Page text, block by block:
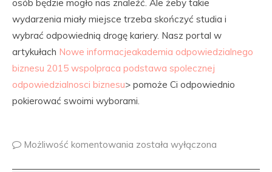
osób będzie mogło nas znaleźć. Ale żeby takie
wydarzenia miały miejsce trzeba skończyć studia i
wybrać odpowiednią drogę kariery. Nasz portal w
artykułach Nowe informacjeakademia odpowiedzialnego
biznesu 2015 wspolpraca podstawa spolecznej
odpowiedzialnosci biznesu> pomoże Ci odpowiednio
pokierować swoimi wyborami.
Możliwość komentowania została wyłączona